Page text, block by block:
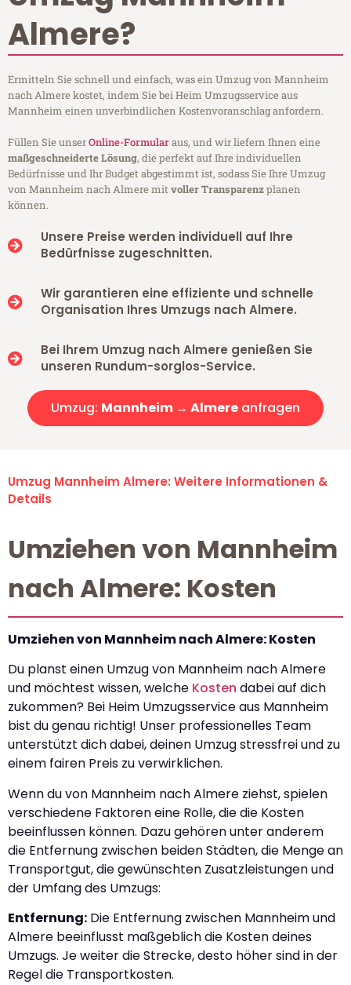
Almere?
Ermitteln Sie schnell und einfach, was ein Umzug von Mannheim
nach Almere kostet, indem Sie bei Heim Umzugsservice aus
Mannheim einen unverbindlichen Kostenvoranschlag anfordern.
Füllen Sie unserOnline-Formularaus, und wir liefern Ihnen eine
maßgeschneiderte Lösung, die perfekt auf Ihre individuellen
Bedürfnisse und Ihr Budget abgestimmt ist, sodass Sie Ihre Umzug
von Mannheim nach Almere mitvoller Transparenzplanen
können.
Unsere Preise werden individuell auf Ihre
Bedürfnisse zugeschnitten.
Wir garantieren eine effiziente und schnelle
Organisation Ihres Umzugs nach Almere.
Bei Ihrem Umzug nach Almere genießen Sie
unseren Rundum-sorglos-Service.
Umzug: Mannheim → Almere anfragen
Umzug Mannheim Almere: Weitere Informationen &
Details
Umziehen von Mannheim
nach Almere: Kosten
Umziehen von Mannheim nach Almere: Kosten
Du planst einen Umzug von Mannheim nach Almere
und möchtest wissen, welche Kosten dabei auf dich
zukommen? Bei Heim Umzugsservice aus Mannheim
bist du genau richtig! Unser professionelles Team
unterstützt dich dabei, deinen Umzug stressfrei und zu
einem fairen Preis zu verwirklichen.
Wenn du von Mannheim nach Almere ziehst, spielen
verschiedene Faktoren eine Rolle, die die Kosten
beeinflussen können. Dazu gehören unter anderem
die Entfernung zwischen beiden Städten, die Menge an
Transportgut, die gewünschten Zusatzleistungen und
der Umfang des Umzugs:
Entfernung: Die Entfernung zwischen Mannheim und
Almere beeinflusst maßgeblich die Kosten deines
Umzugs. Je weiter die Strecke, desto höher sind in der
Regel die Transportkosten.